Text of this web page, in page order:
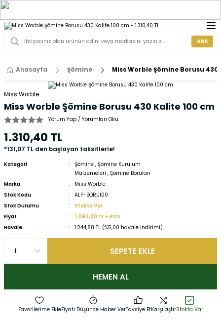
ARA
Anasayfa Şömine Miss Worble Şömine Borusu 430
Miss Worble
Miss Worble Şömine Borusu 430 Kalite 100 cm
Yorum Yap / Yorumları Oku
1.310,40 TL
*131,07 TL den başlayan taksitlerle!
Kategori Şömine ,Şömine Kurulum
Malzemeleri ,Şömine Boruları
Marka
Miss Worble
Stok Kodu
ALP-BORU100
Stok Durumu
Stokta Var
Fiyat
1.092,00 TL + KDV
Havale
1.244,88 TL (%5,00 havale indirimi)
SEPETE EKLE
HEMEN AL
Fiyatı Düşünce Haber VerTavsiye EtKarşılaştırStokta Var